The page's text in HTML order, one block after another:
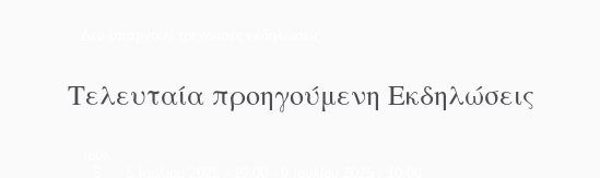
Τελευταία προηγούμενη Εκδηλώσεις